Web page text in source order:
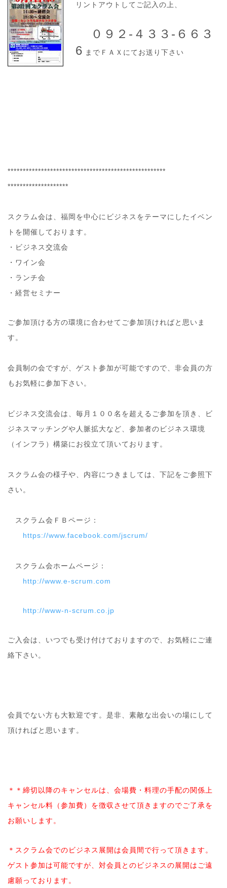
リントアウトしてご記入の上、
０９２-４３３-６６３
6 までＦＡＸにてお送り下さい
****************************************************
********************
スクラム会は、福岡を中心にビジネスをテーマにしたイベン
トを開催しております。
・ビジネス交流会
・ワイン会
・ランチ会
・経営セミナー
ご参加頂ける方の環境に合わせてご参加頂ければと思いま
す。
会員制の会ですが、ゲスト参加が可能ですので、非会員の方
もお気軽に参加下さい。
ビジネス交流会は、毎月１００名を超えるご参加を頂き、
ビ
ジネスマッチングや人脈拡大など、参加者のビジネス環境
（インフラ）構築にお役立て頂いております。
スクラム会の様子や、内容につきましては、下記をご参照下
さい。
スクラム会ＦＢページ：
https://www.facebook.com/jscrum/
スクラム会ホームページ：
http://www.e-scrum.com
http://www-n-scrum.co.jp
ご入会は、いつでも受け付けておりますので、お気軽にご連
絡下さい。
会員でない方も大歓迎です。是非、素敵な出会いの場にし て
頂ければと思います。
＊＊締切以降のキャンセルは、会場費・料理の手配の関係 上
キャンセル料（参加費）を徴収させて頂きますのでご了承を
お願いします。
＊スクラム会でのビジネス展開は会員間で行って頂きます 。
ゲスト参加は可能ですが、対会員とのビジネスの展開は ご遠
慮願っております。